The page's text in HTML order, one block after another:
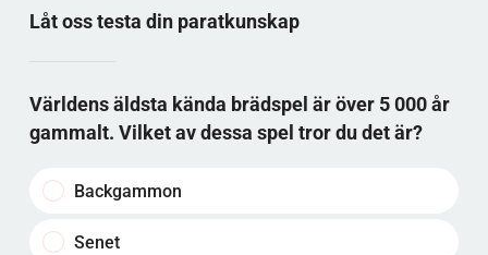
Låt oss testa din paratkunskap
Världens äldsta kända brädspel är över 5 000 år
gammalt. Vilket av dessa spel tror du det är?
Backgammon
Senet